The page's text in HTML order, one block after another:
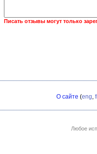
Писать отзывы могут только
О сайте (eng,
Любое